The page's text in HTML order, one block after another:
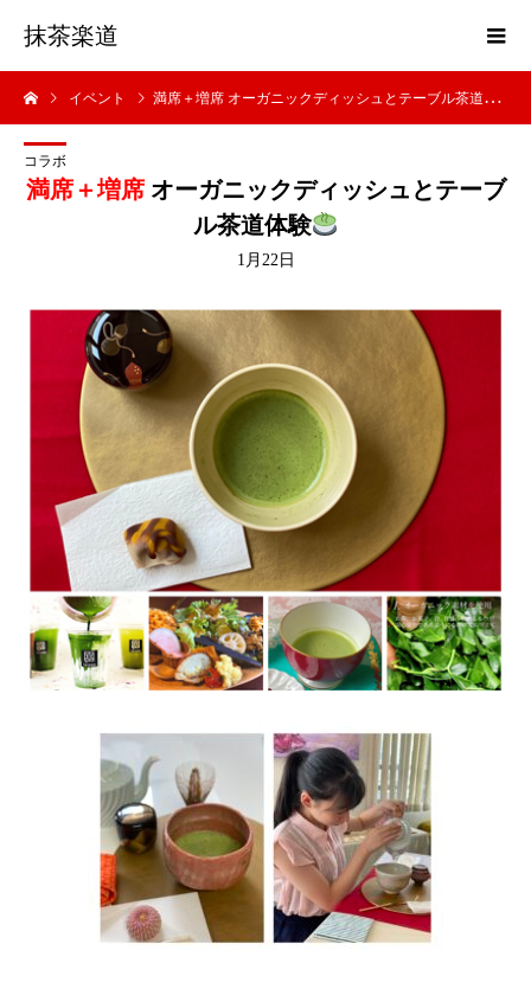
抹茶楽道
イベント 満席＋増席 オーガニックディッシュとテーブル茶道体験
コラボ
満席＋増席オーガニックディッシュとテーブ
ル茶道体験
1月22日